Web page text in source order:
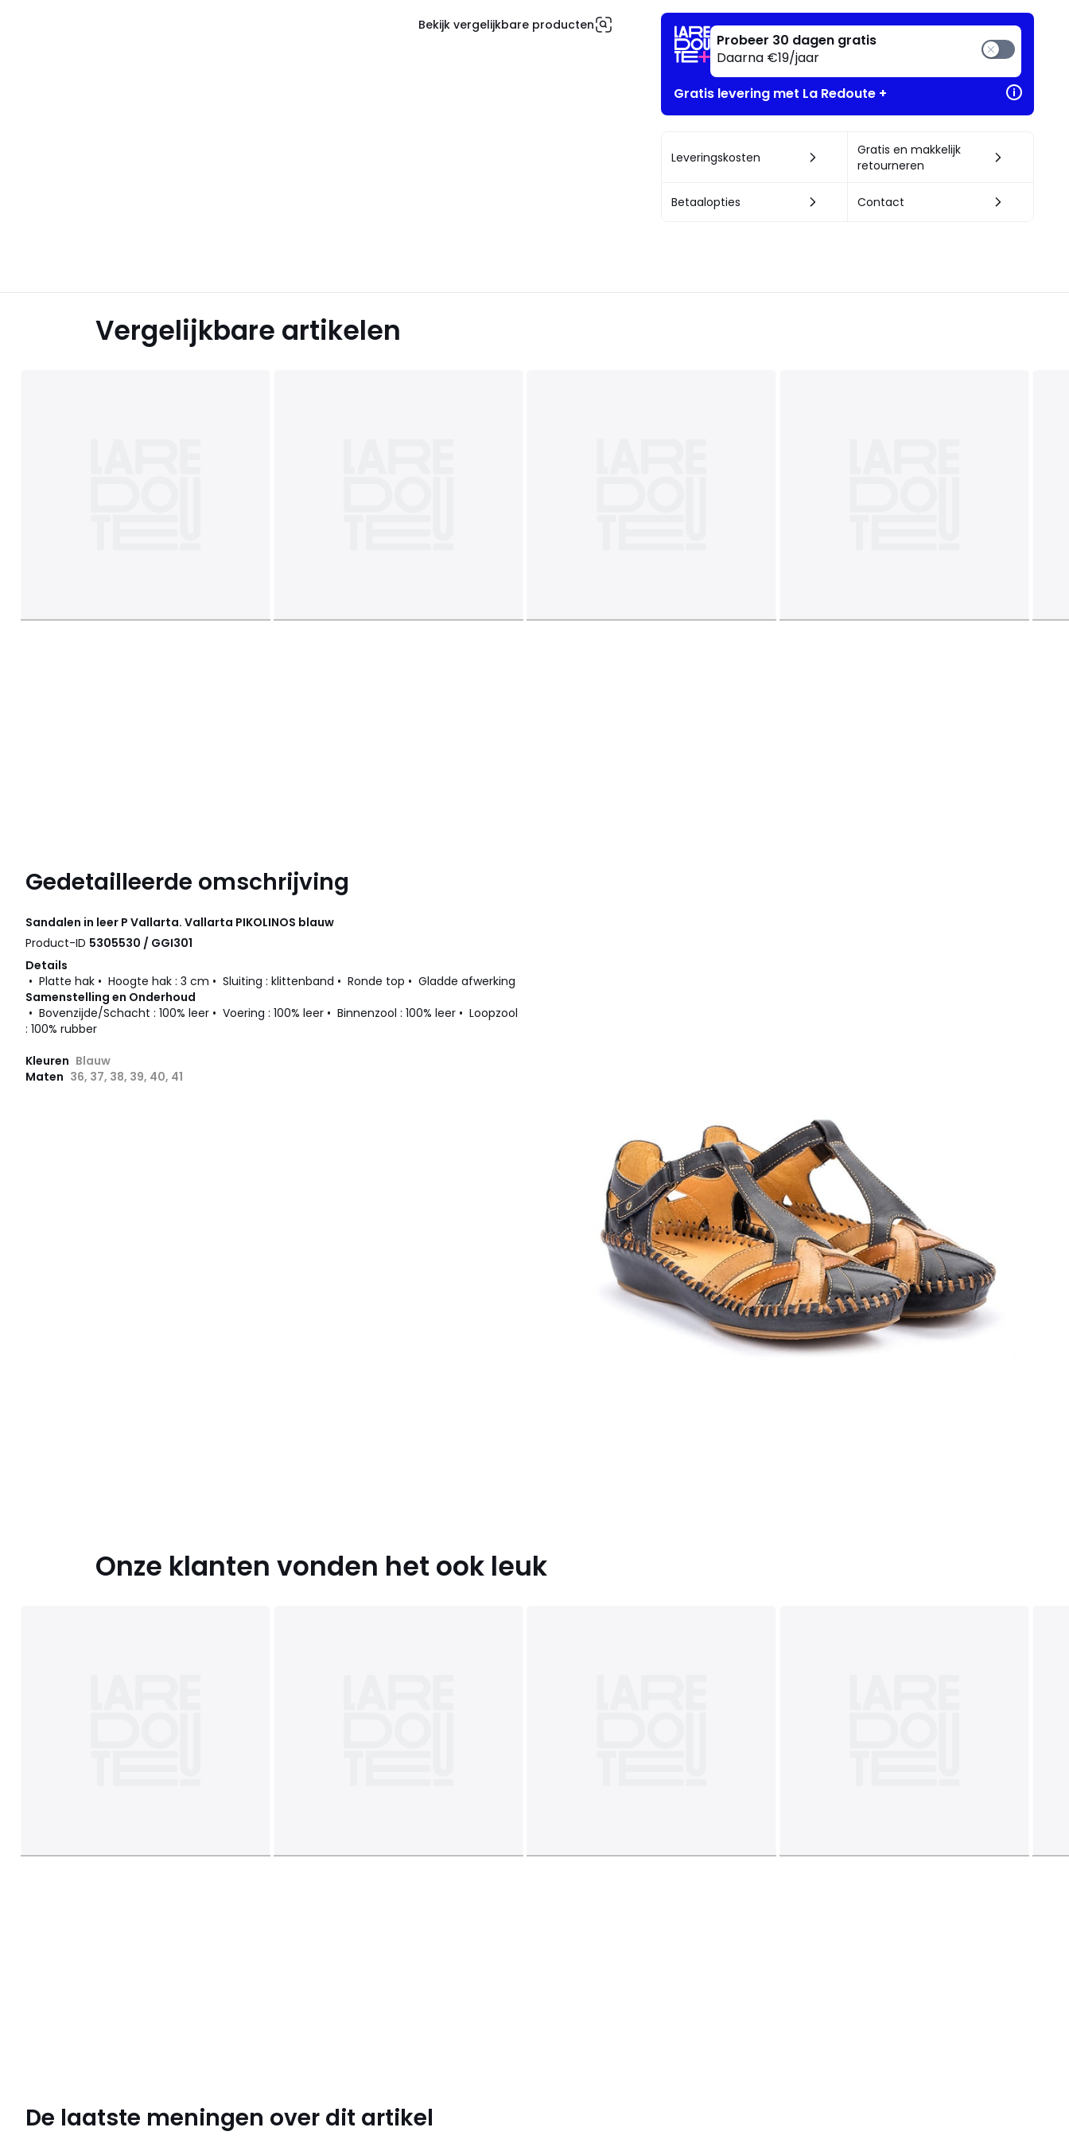
Bekijk vergelijkbare producten
Probeer 30 dagen gratis
Daarna €19/jaar
Gratis levering met La Redoute +
Leveringskosten
Gratis en makkelijk
retourneren
Betaalopties Contact
Vergelijkbare artikelen
Gedetailleerde omschrijving
Sandalen in leer P Vallarta. Vallarta PIKOLINOS blauw
Product-ID 5305530 / GGI301
Details
• Platte hak • Hoogte hak : 3 cm • Sluiting : klittenband • Ronde top • Gladde afwerking
Samenstelling en Onderhoud
• Bovenzijde/Schacht : 100% leer • Voering : 100% leer • Binnenzool : 100% leer • Loopzool
: 100% rubber
Kleuren Blauw
Maten 36, 37, 38, 39, 40, 41
Onze klanten vonden het ook leuk
De laatste meningen over dit artikel